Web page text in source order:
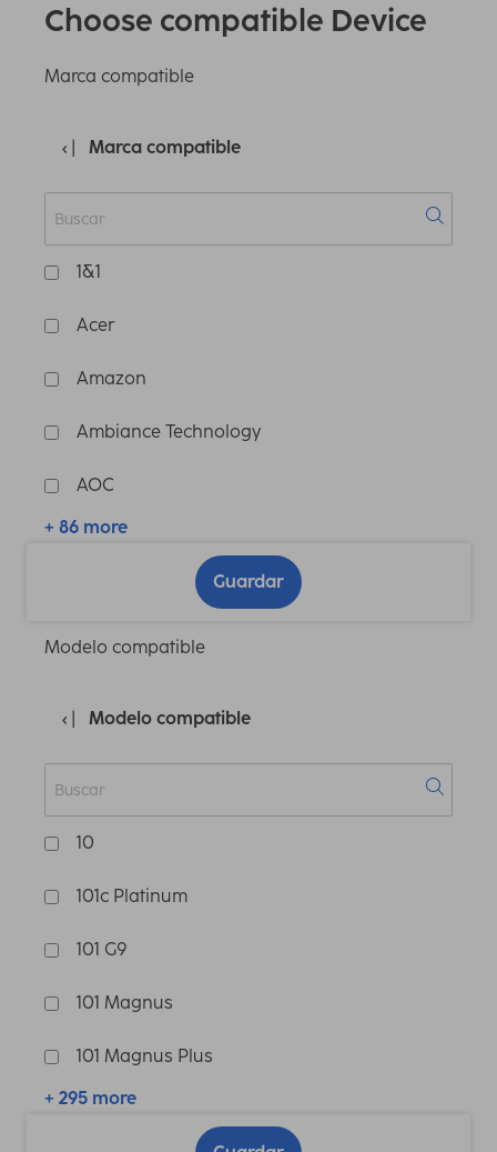
Choose compatible Device
Marca compatible
Marca compatible
1&1
Acer
Amazon
Ambiance Technology
AOC
+ 86 more
Guardar
Modelo compatible
Modelo compatible
10
101c Platinum
101 G9
101 Magnus
101 Magnus Plus
+ 295 more